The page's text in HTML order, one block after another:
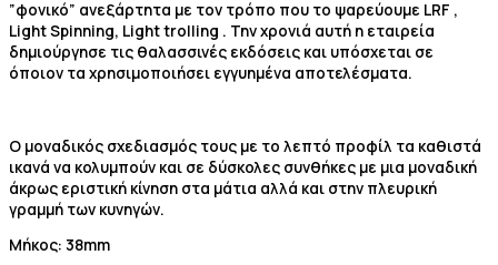
”φονικό” ανεξάρτητα με τον τρόπο που το ψαρεύουμε LRF ,
Light Spinning, Light trolling . Την χρονιά αυτή η εταιρεία
δημιούργησε τις θαλασσινές εκδόσεις και υπόσχεται σε
όποιον τα χρησιμοποιήσει εγγυημένα αποτελέσματα.
Ο μοναδικός σχεδιασμός τους με το λεπτό προφίλ τα καθιστά
ικανά να κολυμπούν και σε δύσκολες συνθήκες με μια μοναδική
άκρως εριστική κίνηση στα μάτια αλλά και στην πλευρική
γραμμή των κυνηγών.
Μήκος: 38mm